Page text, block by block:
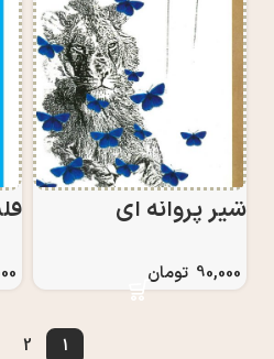
شير پروانه ای
90,000 تومان
1
2